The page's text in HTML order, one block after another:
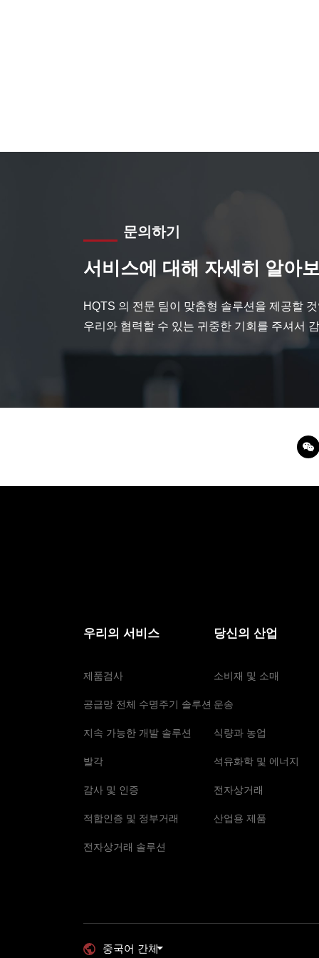
문의하기
서비스에 대해 자세히 알아
HQTS 의 전문 팀이 맞춤형 솔루션을 제공할
우리와 협력할 수 있는 귀중한 기회를 주셔서
우리의 서비스
제품검사
공급망 전체 수명주기 솔루션
지속 가능한 개발 솔루션
발각
감사 및 인증
적합인증 및 정부거래
전자상거래 솔루션
당신의 산업
소비재 및 소매
운송
식량과 농업
석유화학 및 에너지
전자상거래
산업용 제품
중국어 간체